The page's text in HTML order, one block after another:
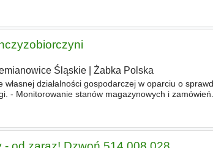
Śląskie| Żabka Polska
własnej działalności gospodarczej w oparciu o
- Monitorowanie stanów magazynowych i